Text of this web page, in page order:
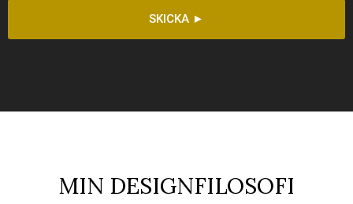
SKICKA ►
MIN DESIGNFILOSOFI